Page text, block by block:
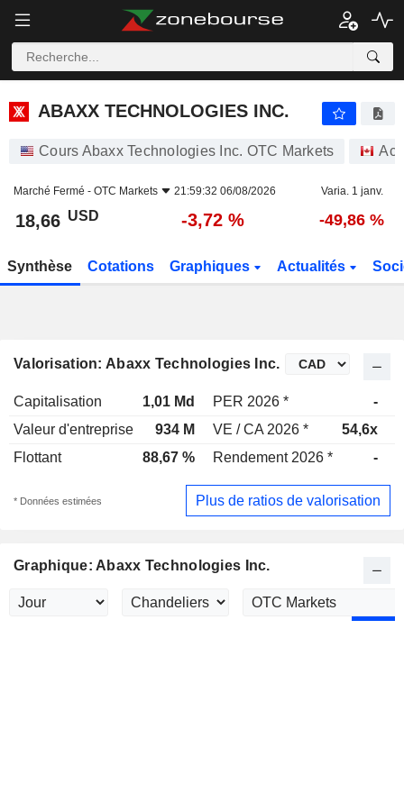
ABAXX TECHNOLOGIES INC.
ABAXX TECHNOLOGIES INC.
Cours Abaxx Technologies Inc. OTC Markets
Marché Fermé - OTC Markets 21:59:32 06/08/2026 Varia. 1 janv.
18,66 USD -3,72 % -49,86 %
Synthèse Cotations Graphiques Actualités
Valorisation: Abaxx Technologies Inc.
Capitalisation 1,01 Md PER 2026 * -
Valeur d'entreprise
934 M VE / CA 2026 * 54,6x
Flottant
88,67 % Rendement 2026 * -
* Données estimées Plus de ratios de valorisation
Graphique: Abaxx Technologies Inc.